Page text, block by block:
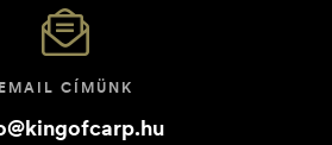
EMAIL CÍMÜNK